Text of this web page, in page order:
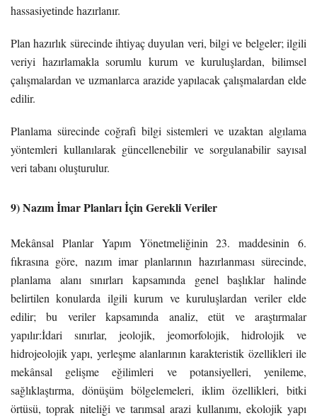
hassasiyetinde hazırlanır.
Plan hazırlık sürecinde ihtiyaç duyulan veri, bilgi ve belgeler; ilgili
veriyi hazırlamakla sorumlu kurum ve kuruluşlardan, bilimsel
çalışmalardan ve uzmanlarca arazide yapılacak çalışmalardan elde
edilir.
Planlama sürecinde coğrafi bilgi sistemleri ve uzaktan algılama
yöntemleri kullanılarak güncellenebilir ve sorgulanabilir sayısal
veri tabanı oluşturulur.
9) Nazım İmar Planları İçin Gerekli Veriler
Mekânsal Planlar Yapım Yönetmeliğinin 23. maddesinin 6.
fıkrasına göre, nazım imar planlarının hazırlanması sürecinde,
planlama alanı sınırları kapsamında genel başlıklar halinde
belirtilen konularda ilgili kurum ve kuruluşlardan veriler elde
edilir; bu veriler kapsamında analiz, etüt ve araştırmalar
yapılır:İdari sınırlar, jeolojik, jeomorfolojik, hidrolojik ve
hidrojeolojik yapı, yerleşme alanlarının karakteristik özellikleri ile
mekânsal gelişme eğilimleri ve potansiyelleri, yenileme,
sağlıklaştırma, dönüşüm bölgelemeleri, iklim özellikleri, bitki
örtüsü, toprak niteliği ve tarımsal arazi kullanımı, ekolojik yapı